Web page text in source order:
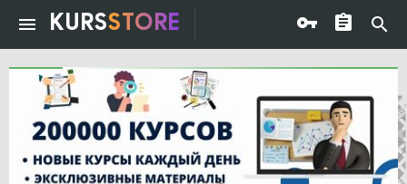
KURSSTORE